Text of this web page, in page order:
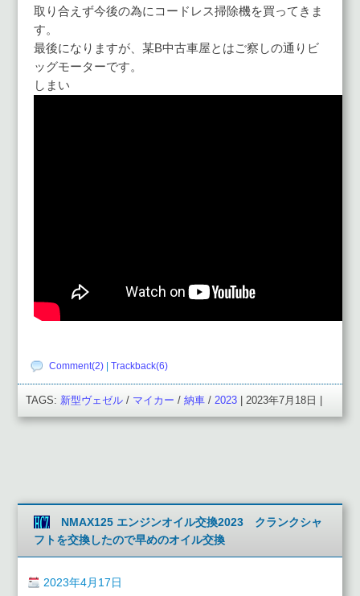
取り合えず今後の為にコードレス掃除機を買ってきま
す。
最後になりますが、某B中古車屋とはご察しの通りビ
ッグモーターです。
しまい
Comment(2) | Trackback(6)
TAGS: 新型ヴェゼル / マイカー / 納車 / 2023 | 2023年7月18日 |
NMAX125 エンジンオイル交換2023 クランクシャ
フトを交換したので早めのオイル交換
2023年4月17日